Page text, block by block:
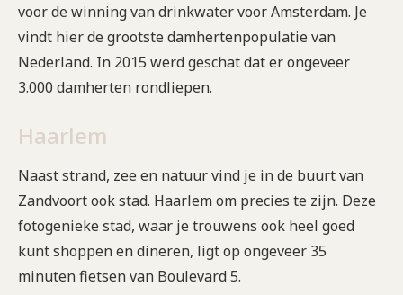
voor de winning van drinkwater voor Amsterdam. Je
vindt hier de grootste damhertenpopulatie van
Nederland. In 2015 werd geschat dat er ongeveer
3.000 damherten rondliepen.
Haarlem
Naast strand, zee en natuur vind je in de buurt van
Zandvoort ook stad. Haarlem om precies te zijn. Deze
fotogenieke stad, waar je trouwens ook heel goed
kunt shoppen en dineren, ligt op ongeveer 35
minuten fietsen van Boulevard 5.